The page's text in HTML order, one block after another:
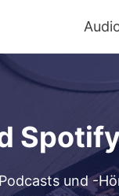
und -